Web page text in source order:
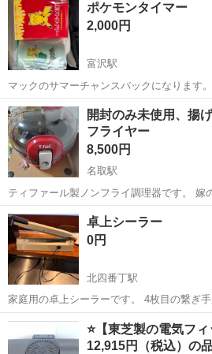
ポケモンタイマー
2,000円
富沢駅
マックのサマーチャンスバックになります
換え券はつきません。
宮城 仙台市 富沢駅 キッチン家
開封のみ未使用、揚
フライヤー
8,500円
名取駅
ティファール製ノンフライ調理器です。 嫁のわがままで購入しました
が開封後に洗って使用しないまま時がたっ
す。 写真のとおりスイッチの保護フィルムさえ
万くらいしたかと思...
宮城 名取市 名取駅
卓上シーラー
0円
北四番丁駅
家庭用の卓上シーラーです。 4枚目の繋ぎ
こが直せるとスムーズに使用可能です。
宮城 仙台市 北四番丁駅 キッチ
⭐️【東芝製の電気フ
12,915円（税込）の